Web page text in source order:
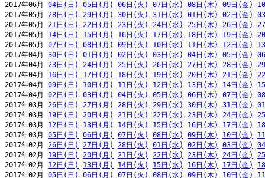
2017年06月 04日(日) 05日(月) 06日(火) 07日(水) 08日(木) 09日(金)
2017年05月 28日(日) 29日(月) 30日(火) 31日(水) 01日(木) 02日(金)
2017年05月 21日(日) 22日(月) 23日(火) 24日(水) 25日(木) 26日(金)
2017年05月 14日(日) 15日(月) 16日(火) 17日(水) 18日(木) 19日(金)
2017年05月 07日(日) 08日(月) 09日(火) 10日(水) 11日(木) 12日(金)
2017年04月 30日(日) 01日(月) 02日(火) 03日(水) 04日(木) 05日(金)
2017年04月 23日(日) 24日(月) 25日(火) 26日(水) 27日(木) 28日(金)
2017年04月 16日(日) 17日(月) 18日(火) 19日(水) 20日(木) 21日(金)
2017年04月 09日(日) 10日(月) 11日(火) 12日(水) 13日(木) 14日(金)
2017年04月 02日(日) 03日(月) 04日(火) 05日(水) 06日(木) 07日(金)
2017年03月 26日(日) 27日(月) 28日(火) 29日(水) 30日(木) 31日(金)
2017年03月 19日(日) 20日(月) 21日(火) 22日(水) 23日(木) 24日(金)
2017年03月 12日(日) 13日(月) 14日(火) 15日(水) 16日(木) 17日(金)
2017年03月 05日(日) 06日(月) 07日(火) 08日(水) 09日(木) 10日(金)
2017年02月 26日(日) 27日(月) 28日(火) 01日(水) 02日(木) 03日(金)
2017年02月 19日(日) 20日(月) 21日(火) 22日(水) 23日(木) 24日(金)
2017年02月 12日(日) 13日(月) 14日(火) 15日(水) 16日(木) 17日(金)
2017年02月 05日(日) 06日(月) 07日(火) 08日(水) 09日(木) 10日(金)